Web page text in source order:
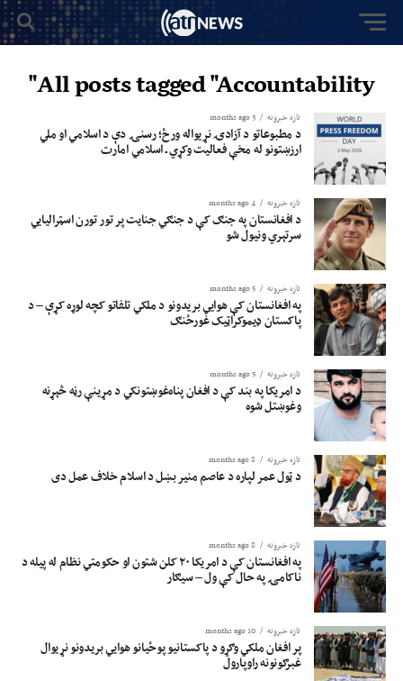
All posts tagged "Accountability"
تازه خبرونه 3 months ago
د مطبوعاتو د آزادۍ نړیواله ورځ؛ رسنۍ دې د اسلامي او ملي
ارزښتونو له مخې فعالیت وکړي ـ اسلامي امارت
تازه خبرونه 4 months ago
د افغانستان په جنګ کې د جنګي جنایت پر تور تورن اسټرالیایي
سرتېري ونیول شو
تازه خبرونه 5 months ago
په افغانستان کې هوایي بریدونو د ملکي تلفاتو کچه لوړه کړې – د
پاکستان ډیموکراټیک غورځنګ
تازه خبرونه 5 months ago
د امریکا په بند کې د افغان پناه‌غوښتونکي د مړینې رڼه څېړنه
وغوښتل شوه
تازه خبرونه 8 months ago
د ټول عمر لپاره د عاصم منیر بښل د اسلام خلاف عمل دی
تازه خبرونه 8 months ago
په افغانستان کې د امریکا ۲۰ کلن شتون او حکومتي نظام له پیله د
ناکامۍ په حال کې ول – سیګار
تازه خبرونه 10 months ago
پر افغان ملکي وګړو د پاکستانیو پوځیانو هوايي بریدونو نړیوال
غبرګونونه راوپارول